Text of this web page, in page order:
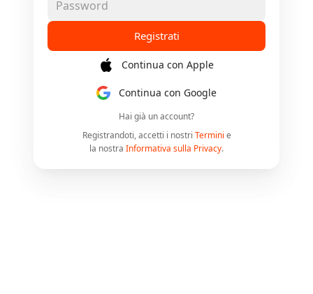
Registrati
Continua con Apple
Continua con Google
Hai già un account?
Registrandoti, accetti i nostri Termini e
la nostra Informativa sulla Privacy.